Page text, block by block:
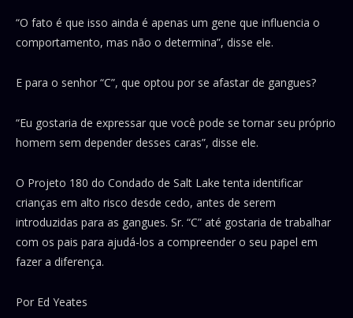
“O fato é que isso ainda é apenas um gene que influencia o
comportamento, mas não o determina”, disse ele.
E para o senhor “C”, que optou por se afastar de gangues?
“Eu gostaria de expressar que você pode se tornar seu próprio
homem sem depender desses caras”, disse ele.
O Projeto 180 do Condado de Salt Lake tenta identificar
crianças em alto risco desde cedo, antes de serem
introduzidas para as gangues. Sr. “C” até gostaria de trabalhar
com os pais para ajudá-los a compreender o seu papel em
fazer a diferença.
Por Ed Yeates